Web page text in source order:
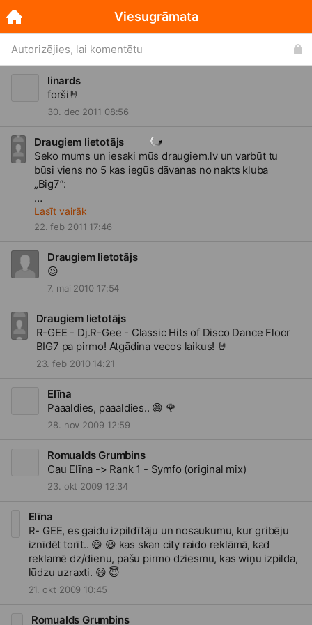
Autorizējies, lai komentētu
linards
forši🤘
30. dec 2011 08:56
Draugiem lietotājs
Seko mums un iesaki mūs draugiem.lvun varbūt tu
būsi viens no 5 kas iegūs dāvanas no nakts kluba
„Big7”:
www.draugiem.lv/djwaitsbirthd...
PULKSTENS 17:00 ŠEIT PAT JAUNUMU SADAĻĀ!
Lasīt vairāk
22. feb 2011 17:46
Draugiem lietotājs
😉
7. mai 2010 17:54
Draugiem lietotājs
R-GEE - Dj.R-Gee - Classic Hits of Disco Dance Floor
BIG7 pa pirmo! Atgādina vecos laikus! 🤘
23. feb 2010 14:21
Elīna
Paaaldies, paaaldies.. 😄 🌹
28. nov 2009 12:59
Romualds Grumbins
Cau Elīna -> Rank 1 - Symfo (original mix)
23. okt 2009 12:34
Elīna
R- GEE, es gaidu izpildītāju un nosaukumu, kur gribēju
iznīdēt torīt.. 😄 😆 kas skan city raido reklāmā, kad
reklamē dz/dienu, pašu pirmo dziesmu, kas wiņu izpilda,
lūdzu uzraxti. 😄 😇
21. okt 2009 10:45
Romualds Grumbins
Viesugrāmata